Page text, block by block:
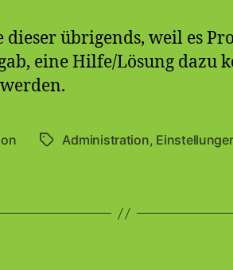
übrigends, weil es
eine Hilfe/Lösung dazu
Schlagwörter
Administration,